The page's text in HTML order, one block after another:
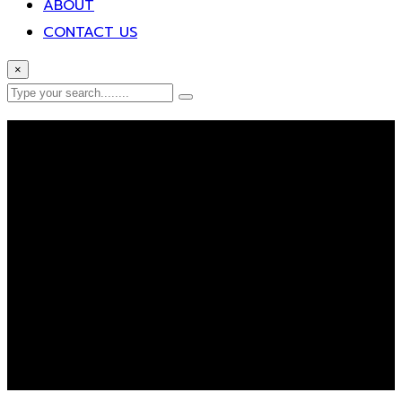
ABOUT
CONTACT US
×